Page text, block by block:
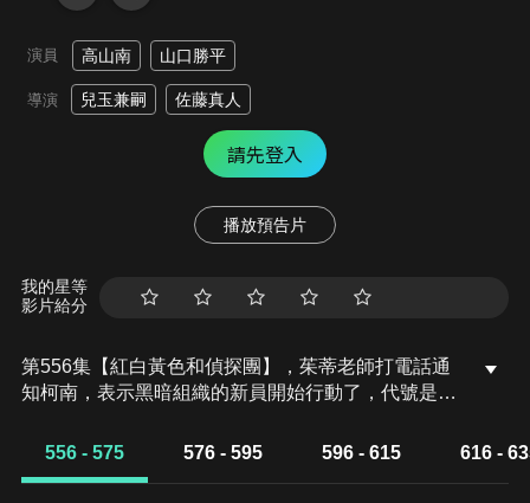
演員 高山南 山口勝平
導演 兒玉兼嗣 佐藤真人
請先登入
播放預告片
我的星等
影片給分
第556集【紅白黃色和偵探團】，茱蒂老師打電話通
知柯南，表示黑暗組織的新員開始行動了，代號是波
公寓裡的某個房客每晚都有可疑的舉動，想拜託少年
556 - 575 576 - 595 596 - 615 616 -